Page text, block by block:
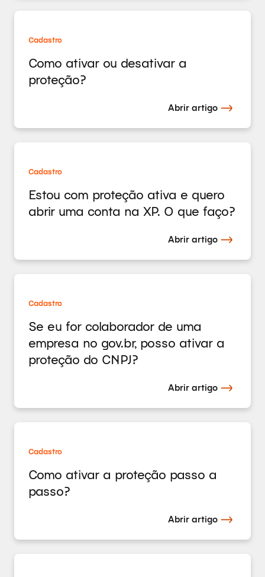
Cadastro
Como ativar ou desativar a
proteção?
Abrir artigo
Cadastro
Estou com proteção ativa e quero
abrir uma conta na XP. O que faço?
Abrir artigo
Cadastro
Se eu for colaborador de uma
empresa no gov.br, posso ativar a
proteção do CNPJ?
Abrir artigo
Cadastro
Como ativar a proteção passo a
passo?
Abrir artigo